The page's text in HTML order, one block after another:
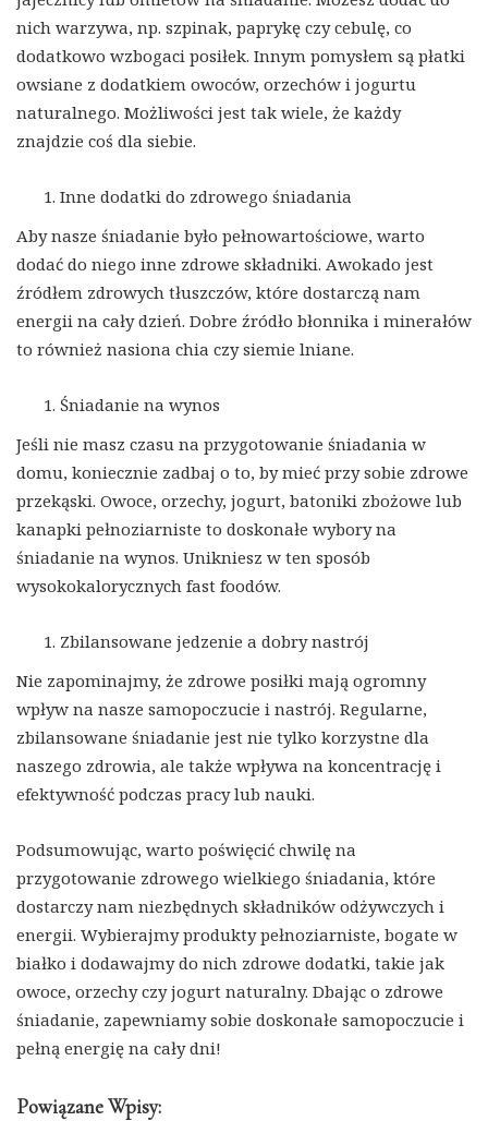
nich warzywa, np. szpinak, paprykę czy cebulę, co
dodatkowo wzbogaci posiłek. Innym pomysłem są płatki
owsiane z dodatkiem owoców, orzechów i jogurtu
naturalnego. Możliwości jest tak wiele, że każdy
znajdzie coś dla siebie.
Inne dodatki do zdrowego śniadania
Aby nasze śniadanie było pełnowartościowe, warto
dodać do niego inne zdrowe składniki. Awokado jest
źródłem zdrowych tłuszczów, które dostarczą nam
energii na cały dzień. Dobre źródło błonnika i minerałów
to również nasiona chia czy siemie lniane.
Śniadanie na wynos
Jeśli nie masz czasu na przygotowanie śniadania w
domu, koniecznie zadbaj o to, by mieć przy sobie zdrowe
przekąski. Owoce, orzechy, jogurt, batoniki zbożowe lub
kanapki pełnoziarniste to doskonałe wybory na
śniadanie na wynos. Unikniesz w ten sposób
wysokokalorycznych fast foodów.
Zbilansowane jedzenie a dobry nastrój
Nie zapominajmy, że zdrowe posiłki mają ogromny
wpływ na nasze samopoczucie i nastrój. Regularne,
zbilansowane śniadanie jest nie tylko korzystne dla
naszego zdrowia, ale także wpływa na koncentrację i
efektywność podczas pracy lub nauki.
Podsumowując, warto poświęcić chwilę na
przygotowanie zdrowego wielkiego śniadania, które
dostarczy nam niezbędnych składników odżywczych i
energii. Wybierajmy produkty pełnoziarniste, bogate w
białko i dodawajmy do nich zdrowe dodatki, takie jak
owoce, orzechy czy jogurt naturalny. Dbając o zdrowe
śniadanie, zapewniamy sobie doskonałe samopoczucie i
pełną energię na cały dni!
Powiązane Wpisy: